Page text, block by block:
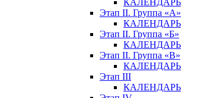
КАЛЕНДАРЬ
Этап II. Группа «А»
КАЛЕНДАРЬ
Этап II. Группа «Б»
КАЛЕНДАРЬ
Этап II. Группа «В»
КАЛЕНДАРЬ
Этап III
КАЛЕНДАРЬ